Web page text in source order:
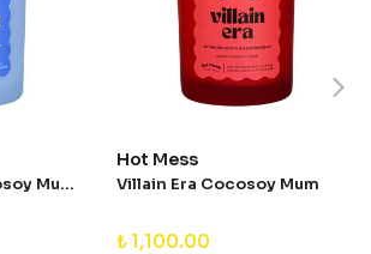
Introvert Era Cocosoy Mum - Sandal Ağacı & Portakal
Hot Mess
Villain Era Cocosoy Mum
₺ 1,100.00